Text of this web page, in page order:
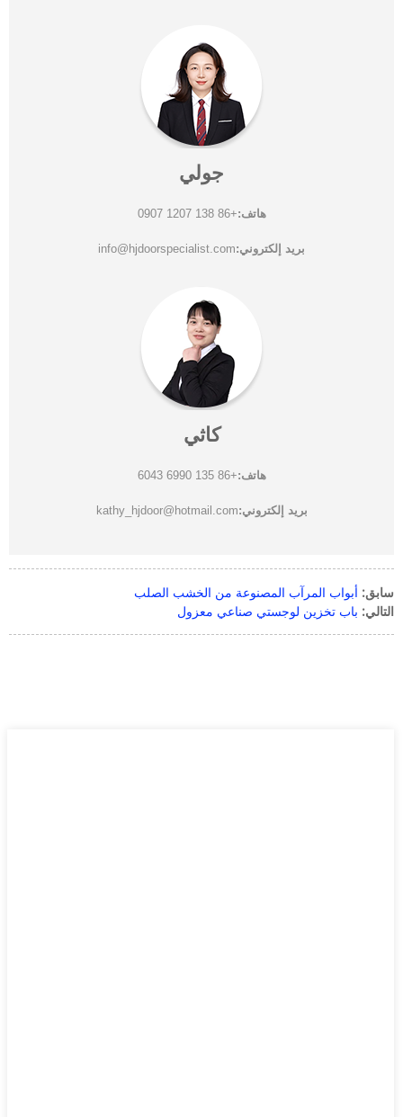
جولي
هاتف:+86 138 1207 0907
بريد إلكتروني:info@hjdoorspecialist.com
كاثي
هاتف:+86 135 6990 6043
بريد إلكتروني:kathy_hjdoor@hotmail.com
سابق: أبواب المرآب المصنوعة من الخشب الصلب
التالي: باب تخزين لوجستي صناعي معزول